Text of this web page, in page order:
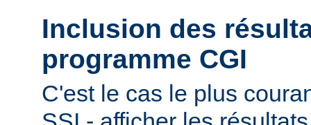
Inclusion des
programme CGI
C'est le cas le plus